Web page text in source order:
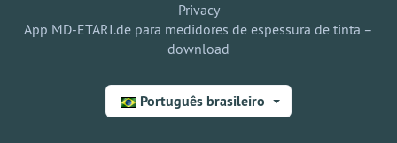
Privacy
App MD-ETARI.de para medidores de espessura de tinta –
download
Português brasileiro